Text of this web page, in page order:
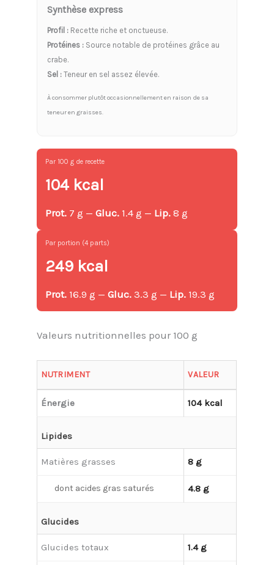
Synthèse express
Profil : Recette riche et onctueuse.
Protéines : Source notable de protéines grâce au
crabe.
Sel : Teneur en sel assez élevée.
À consommer plutôt occasionnellement en raison de sa
teneur en graisses.
Par 100 g de recette
104 kcal
Prot. 7 g —Gluc. 1.4 g — Lip. 8 g
Par portion (4 parts)
249 kcal
Prot. 16.9 g —Gluc. 3.3 g — Lip. 19.3 g
Valeurs nutritionnelles pour 100 g
NUTRIMENT VALEUR
Énergie 104 kcal
Lipides
Matières grasses 8 g
dont acides gras saturés 4.8 g
Glucides
Glucides totaux 1.4 g